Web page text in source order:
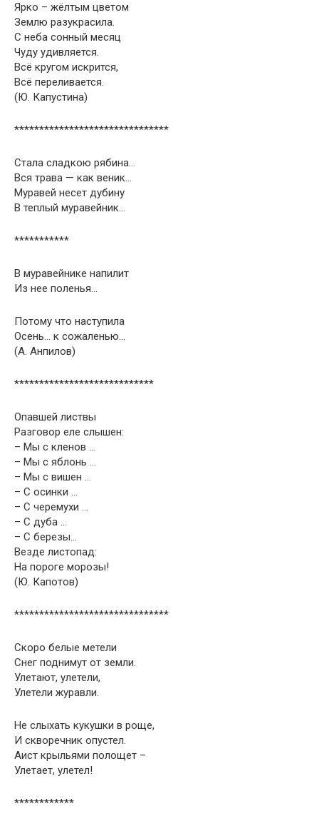
Ярко – жёлтым цветом
Землю разукрасила.
С неба сонный месяц
Чуду удивляется.
Всё кругом искрится,
Всё переливается.
(Ю. Капустина)
*******************************
Стала сладкою рябина…
Вся трава — как веник…
Муравей несет дубину
В теплый муравейник…
***********
В муравейнике напилит
Из нее поленья…
Потому что наступила
Осень… к сожаленью…
(А. Анпилов)
****************************
Опавшей листвы
Разговор еле слышен:
– Мы с кленов …
– Мы с яблонь …
– Мы с вишен …
– С осинки …
– С черемухи …
– С дуба …
– С березы…
Везде листопад:
На пороге морозы!
(Ю. Капотов)
*******************************
Скоро белые метели
Снег поднимут от земли.
Улетают, улетели,
Улетели журавли.
Не слыхать кукушки в роще,
И скворечник опустел.
Аист крыльями полощет –
Улетает, улетел!
************